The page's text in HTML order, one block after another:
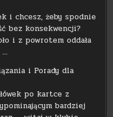
i chcesz, żeby spodnie
bez konsekwencji?
i z powrotem oddała
…
i Porady dla
po kartce z
bardziej